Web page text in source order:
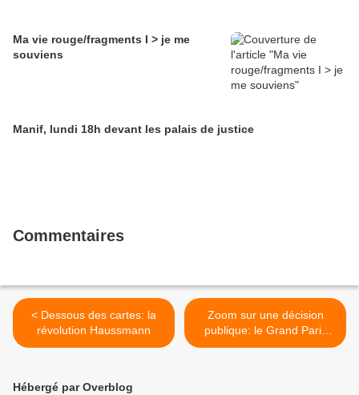
Ma vie rouge/fragments I > je me
souviens
Manif, lundi 18h devant les palais de justice
Commentaires
< Dessous des cartes: la
révolution Haussmann
Zoom sur une décision
publique: le Grand Paris
Express, inscrivez vous! >
Hébergé par Overblog